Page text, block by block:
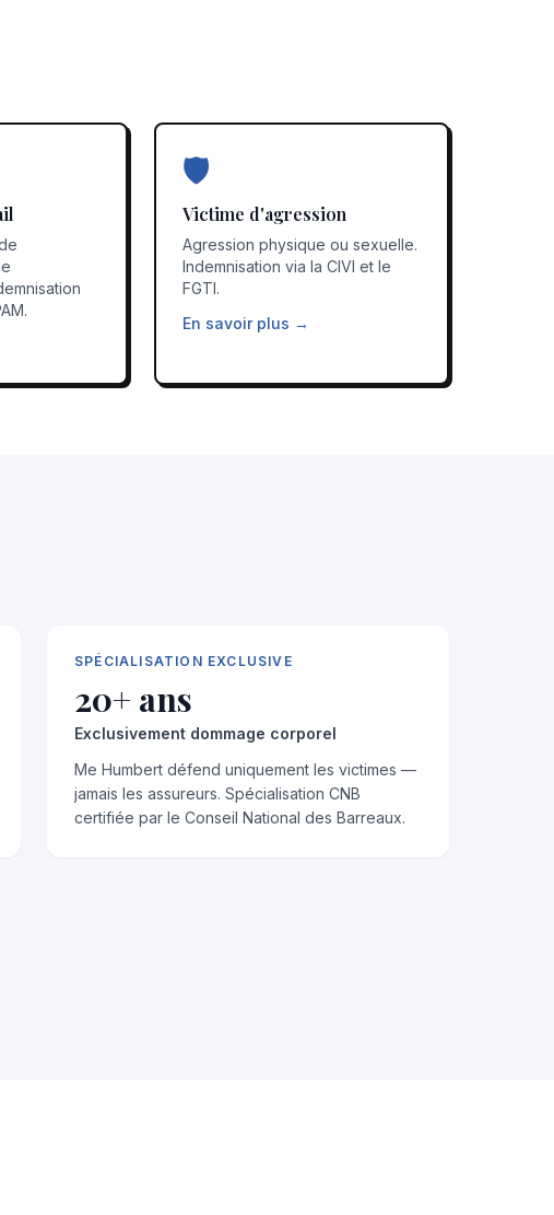
🛡️
Victime d'agression
Agression physique ou sexuelle.
Indemnisation via la CIVI et le
FGTI.
En savoir plus →
SPÉCIALISATION EXCLUSIVE
20+ ans
Exclusivement dommage corporel
Me Humbert défend uniquement les victimes —
jamais les assureurs. Spécialisation CNB
certifiée par le Conseil National des Barreaux.